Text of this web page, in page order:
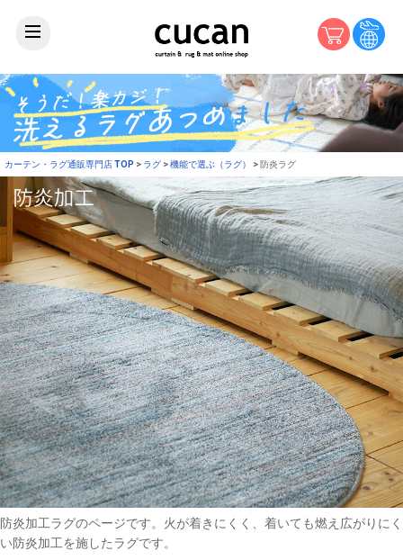
カーテン・ラグ通販専門店 TOP ラグ 機能で選ぶ（ラグ） 防炎ラグ
防炎加工ラグのページです。火が着きにくく、着いても燃え広がりにく
い防炎加工を施したラグです。